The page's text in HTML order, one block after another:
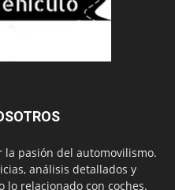
la pasión del automovilismo.
análisis detallados y
lo relacionado con coches.